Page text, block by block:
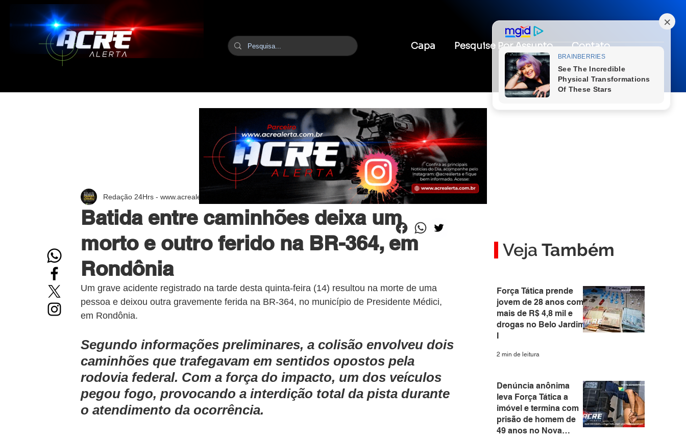
Capa Pesquise Por Assunto Contato
Batida entre caminhões deixa um
morto e outro ferido na BR-364, em
Rondônia
Redação 24Hrs - www.acrealerta.com.br 15 de mai. 1 min de leitura
Um grave acidente registrado na tarde desta quinta-feira (14) resultou na morte de uma
pessoa e deixou outra gravemente ferida na BR-364, no município de Presidente Médici,
em Rondônia.
Segundo informações preliminares, a colisão envolveu dois
caminhões que trafegavam em sentidos opostos pela
rodovia federal. Com a força do impacto, um dos veículos
pegou fogo, provocando a interdição total da pista durante
o atendimento da ocorrência.
Força Tática prende
jovem de 28 anos com
mais de R$ 4,8 mil e
drogas no Belo Jardim
I
2 min de leitura
Denúncia anônima
leva Força Tática a
imóvel e termina com
prisão de homem de
49 anos no Nova
Veja Também